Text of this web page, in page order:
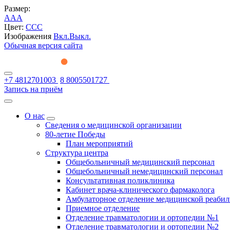
Размер:
AAA
Цвет: CCC
Изображения Вкл.Выкл.
Обычная версия сайта
+7 4812701003 8 8005501727
Запись на приём
О нас
Сведения о медицинской организации
80-летие Победы
План мероприятий
Структура центра
Общебольничный медицинский персонал
Общебольничный немедицинский персонал
Консультативная поликлиника
Кабинет врача-клинического фармаколога
Амбулаторное отделение медицинской
Приемное отделение
Отделение травматологии и ортопедии №1
Отделение травматологии и ортопедии №2